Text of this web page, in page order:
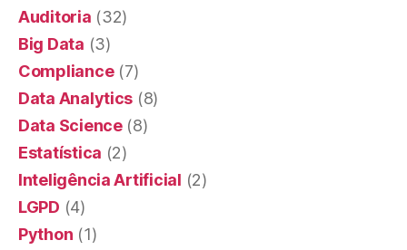
Auditoria (32)
Big Data (3)
Compliance(7)
Data Analytics (8)
Data Science(8)
Estatística (2)
Inteligência Artificial (2)
LGPD (4)
Python (1)